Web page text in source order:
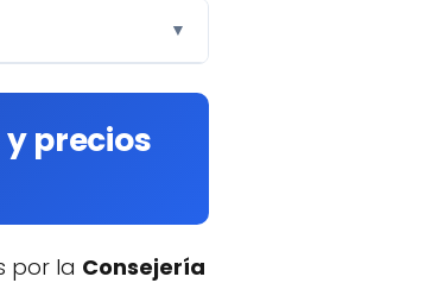
▼
precios
por la Consejería